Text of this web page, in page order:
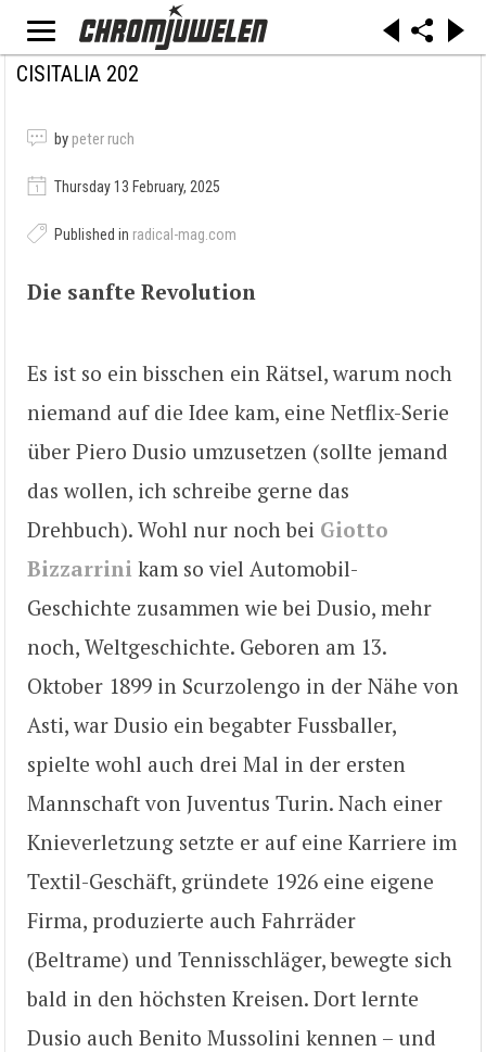
CISITALIA 202
by peter ruch
Thursday 13 February, 2025
Published in radical-mag.com
Die sanfte Revolution
Es ist so ein bisschen ein Rätsel, warum noch
niemand auf die Idee kam, eine Netflix-Serie
über Piero Dusio umzusetzen (sollte jemand
das wollen, ich schreibe gerne das
Drehbuch). Wohl nur noch bei Giotto
Bizzarrini kam so viel Automobil-
Geschichte zusammen wie bei Dusio, mehr
noch, Weltgeschichte. Geboren am 13.
Oktober 1899 in Scurzolengo in der Nähe von
Asti, war Dusio ein begabter Fussballer,
spielte wohl auch drei Mal in der ersten
Mannschaft von Juventus Turin. Nach einer
Knieverletzung setzte er auf eine Karriere im
Textil-Geschäft, gründete 1926 eine eigene
Firma, produzierte auch Fahrräder
(Beltrame) und Tennisschläger, bewegte sich
bald in den höchsten Kreisen. Dort lernte
Dusio auch Benito Mussolini kennen – und